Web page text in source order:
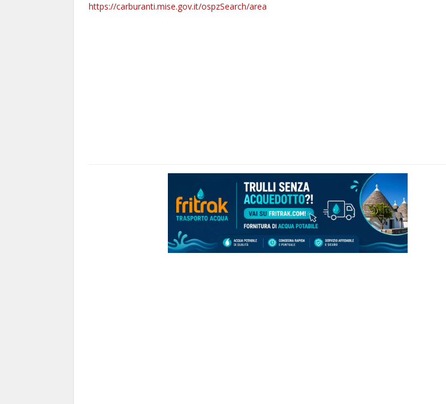
https://carburanti.mise.gov.it/ospzSearch/area